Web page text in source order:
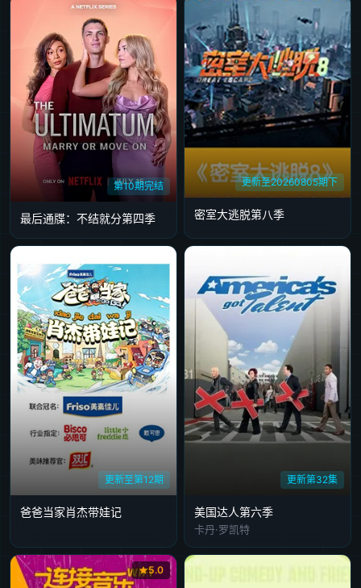
第10期完结
最后通牒：不结就分第四季
更新至20260805期下
密室大逃脱第八季
更新至第12期
爸爸当家肖杰带娃记
更新第32集
美国达人第六季
卡丹·罗凯特
5.0